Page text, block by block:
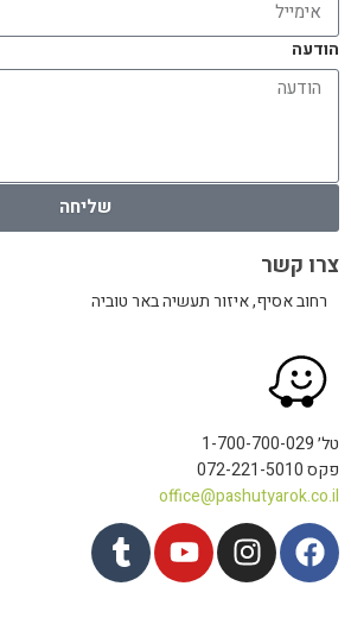
הודעה
שליחה
צרו קשר
רחוב אסיף, איזור תעשיה באר טוביה
טל׳ 1-700-700-029
פקס 072-221-5010
office@pashutyarok.co.il